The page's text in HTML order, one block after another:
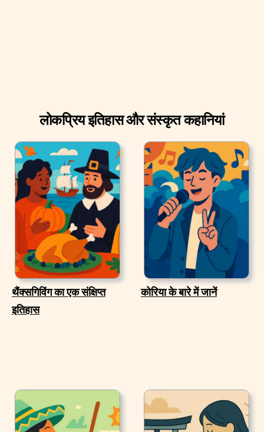
लोकप्रिय इतिहास और संस्कृत कहानियां
थैंक्सगिविंग का एक संक्षिप्त
इतिहास
कोरिया के बारे में जानें